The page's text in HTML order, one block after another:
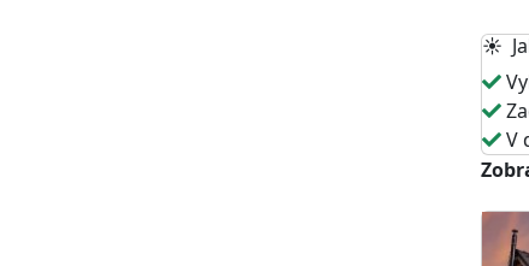
☀️
V